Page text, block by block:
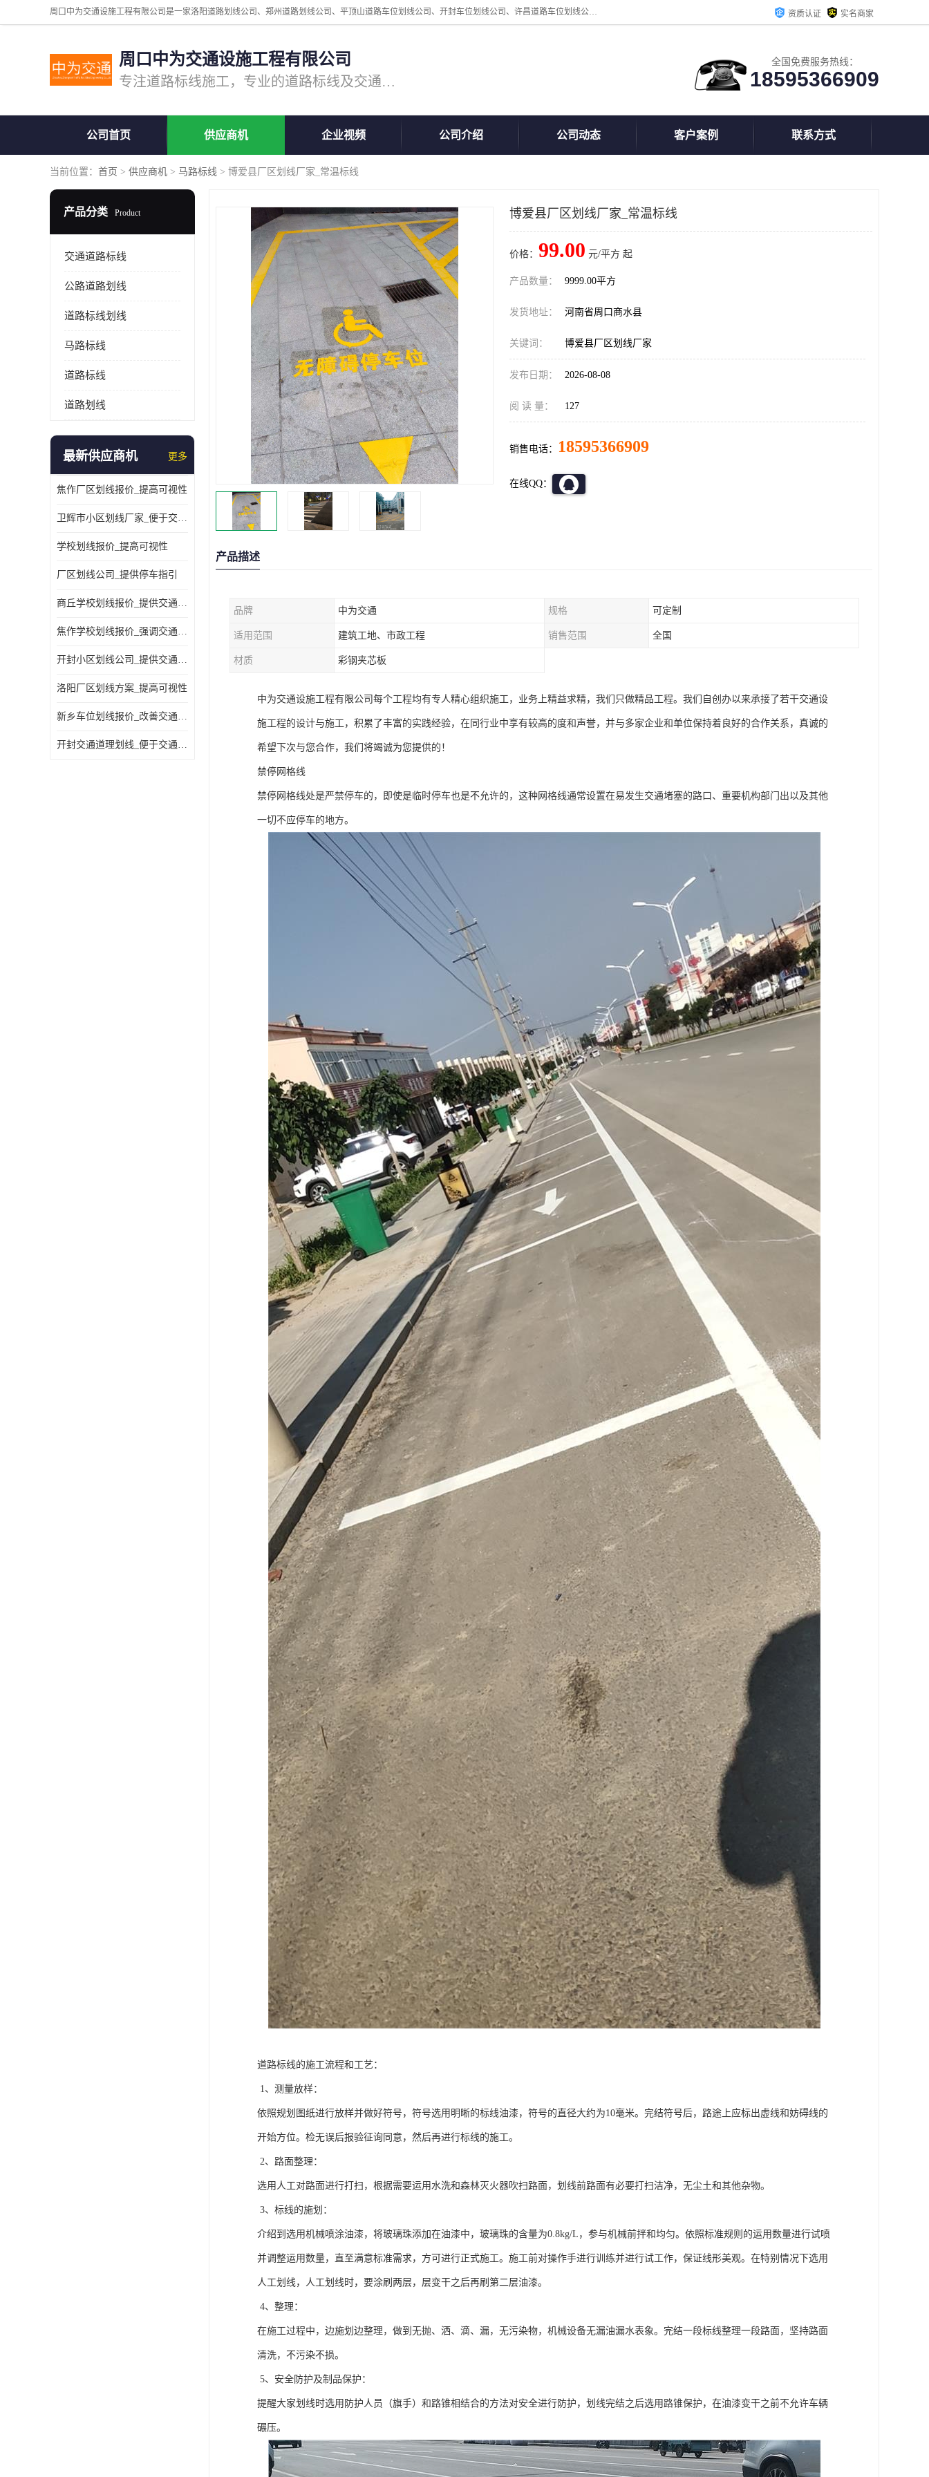
周口中为交通设施工程有限公司是一家洛阳道路划线公司、郑州道路划线公司、平顶山道路车位划线公司、开封车位划线公司、许昌道路车位划线公司、漯河道路车位划线公司，公司始终坚持“诚信、匠心、专注”的宗旨；我们的经营理念是：的服务。 资质认证 实名商家
周口中为交通设施工程有限公司
专注道路标线施工，专业的道路标线及交通设施施工服务商!
全国免费服务热线：
18595366909
公司首页 供应商机 企业视频 公司介绍 公司动态 客户案例 联系方式
当前位置： 首页 > 供应商机 > 马路标线 > 博爱县厂区划线厂家_常温标线
产品分类 Product
交通道路标线
公路道路划线
道路标线划线
马路标线
道路标线
道路划线
最新供应商机 更多
焦作厂区划线报价_提高可视性
卫辉市小区划线厂家_便于交通管理
学校划线报价_提高可视性
厂区划线公司_提供停车指引
商丘学校划线报价_提供交通信息
焦作学校划线报价_强调交通规则
开封小区划线公司_提供交通信息
洛阳厂区划线方案_提高可视性
新乡车位划线报价_改善交通效率
开封交通道理划线_便于交通管理
博爱县厂区划线厂家_常温标线
价格： 99.00 元/平方 起
产品数量： 9999.00平方
发货地址： 河南省周口商水县
关键词： 博爱县厂区划线厂家
发布日期： 2026-08-08
阅 读 量： 127
销售电话： 18595366909
在线QQ：
产品描述
品牌 中为交通 规格 可定制
适用范围 建筑工地、市政工程 销售范围 全国
材质 彩钢夹芯板
中为交通设施工程有限公司每个工程均有专人精心组织施工，业务上精益求精，我们只做精品工程。我们自创办以来承接了若干交通设
施工程的设计与施工，积累了丰富的实践经验，在同行业中享有较高的度和声誉，并与多家企业和单位保持着良好的合作关系，真诚的
希望下次与您合作，我们将竭诚为您提供的！
禁停网格线
禁停网格线处是严禁停车的，即使是临时停车也是不允许的，这种网格线通常设置在易发生交通堵塞的路口、重要机构部门出以及其他
一切不应停车的地方。
道路标线的施工流程和工艺：
1、测量放样：
依照规划图纸进行放样并做好符号，符号选用明晰的标线油漆，符号的直径大约为10毫米。完结符号后，路途上应标出虚线和妨碍线的
开始方位。检无误后报验征询同意，然后再进行标线的施工。
2、路面整理：
选用人工对路面进行打扫，根据需要运用水洗和森林灭火器吹扫路面，划线前路面有必要打扫洁净，无尘土和其他杂物。
3、标线的施划：
介绍到选用机械喷涂油漆，将玻璃珠添加在油漆中，玻璃珠的含量为0.8kg/L，参与机械前拌和均匀。依照标准规则的运用数量进行试喷
并调整运用数量，直至满意标准需求，方可进行正式施工。施工前对操作手进行训练并进行试工作，保证线形美观。在特别情况下选用
人工划线，人工划线时，要涂刷两层，层变干之后再刷第二层油漆。
4、整理：
在施工过程中，边施划边整理，做到无抛、洒、滴、漏，无污染物，机械设备无漏油漏水表象。完结一段标线整理一段路面，坚持路面
清洗，不污染不损。
5、安全防护及制品保护：
提醒大家划线时选用防护人员（旗手）和路锥相结合的方法对安全进行防护，划线完结之后选用路锥保护，在油漆变干之前不允许车辆
碾压。